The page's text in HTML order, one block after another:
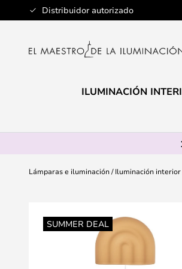
Distribuidor autorizado
Ir
al
ILUMINACIÓN
Lámparas e iluminación Iluminación interior
SUMMER DEAL